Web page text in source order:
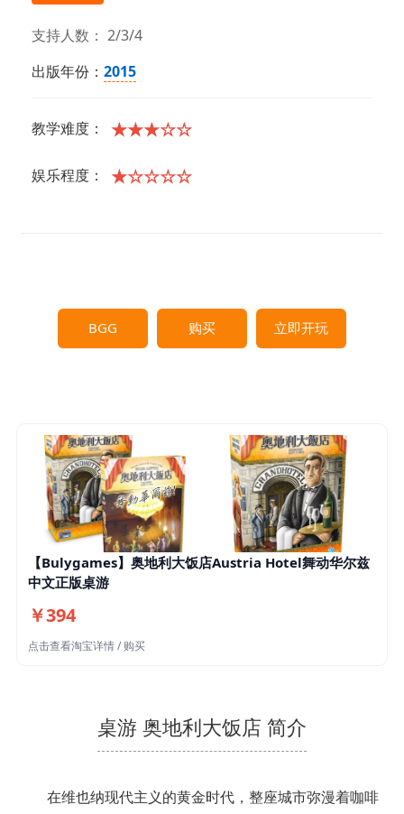
支持人数： 2/3/4
出版年份： 2015
教学难度： ★★★☆☆
娱乐程度： ★☆☆☆☆
BGG 购买 立即开玩
【Bulygames】奥地利大饭店Austria Hotel舞动华尔兹
中文正版桌游
￥394
点击查看淘宝详情 / 购买
桌游 奥地利大饭店 简介
在维也纳现代主义的黄金时代，整座城市弥漫着咖啡